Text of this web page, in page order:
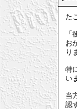
た
「
お
り
特
い
当
認